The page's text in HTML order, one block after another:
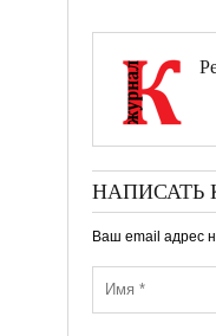
НАПИСАТЬ
Ваш email адрес